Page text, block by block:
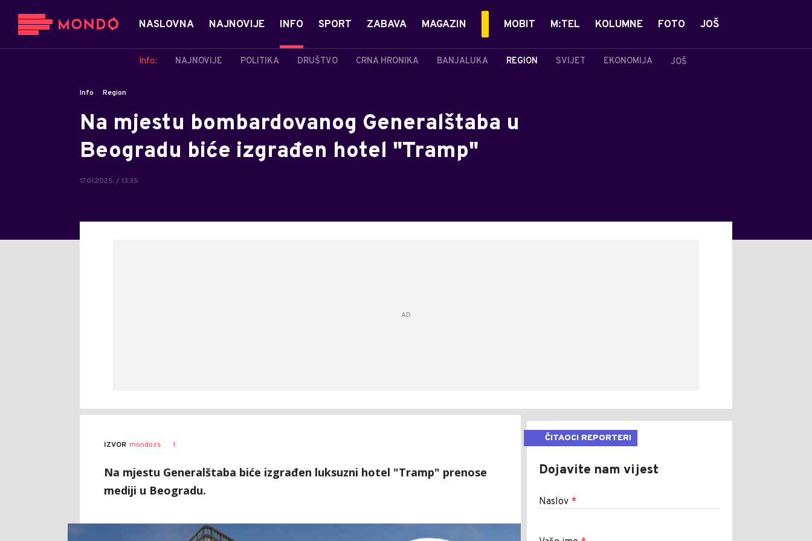
NASLOVNA NAJNOVIJE INFO
Info: NAJNOVIJE POLITIKA DRUŠTVO CRNA HRONIKA BANJALUKA REGION SVIJET EKONOMIJA JOŠ
SPORT ZABAVA MAGAZIN MOBIT M:TEL KOLUMNE FOTO JOŠ
Info Region
Na mjestu bombardovanog Generalštaba u
Beogradu biće izgrađen hotel "Tramp"
17.01.2025. / 13:35
IZVOR mondo.rs 1
Na mjestu Generalštaba biće izgrađen luksuzni hotel "Tramp" prenose
mediji u Beogradu.
ČITAOCI REPORTERI
Dojavite nam vijest
Naslov *